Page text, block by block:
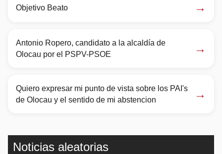
Objetivo Beato →
Antonio Ropero, candidato a la alcaldía de
Olocau por el PSPV-PSOE
→
Quiero expresar mi punto de vista sobre los PAI's
de Olocau y el sentido de mi abstencion
→
Noticias aleatorias